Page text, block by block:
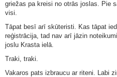
griežas pa kreisi no otrās joslas. Pie
visi.
Tāpat besī arī skūteristi. Kas tāpat
reģistrācija, tad nav arī jāzin
joslu Krasta ielā.
Traki, traki.
Vakaros pats izbraucu ar riteni. Labi